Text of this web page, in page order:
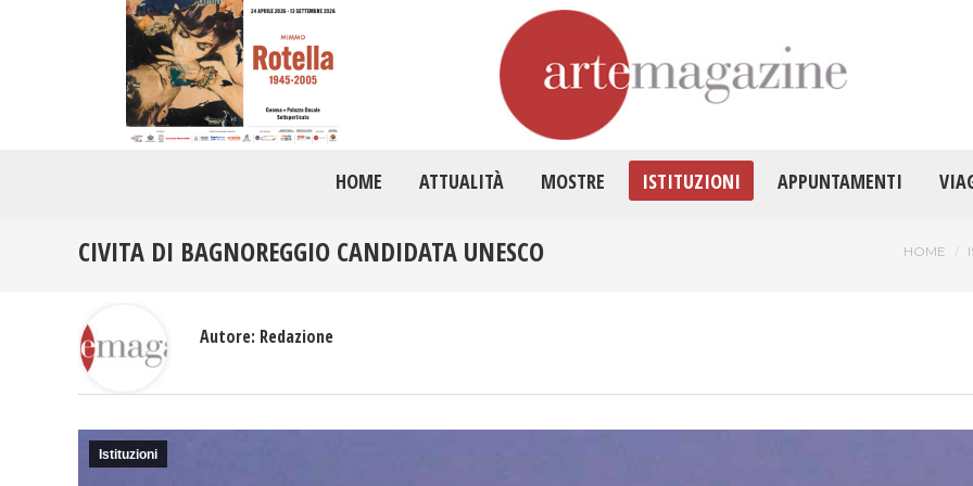
HOME ATTUALITÀ MOSTRE ISTITUZIONI APPUNTAMENTI
CIVITA DI BAGNOREGGIO CANDIDATA UNESCO Tu sei
HOME
Istituzioni
Autore: Redazione
HOME